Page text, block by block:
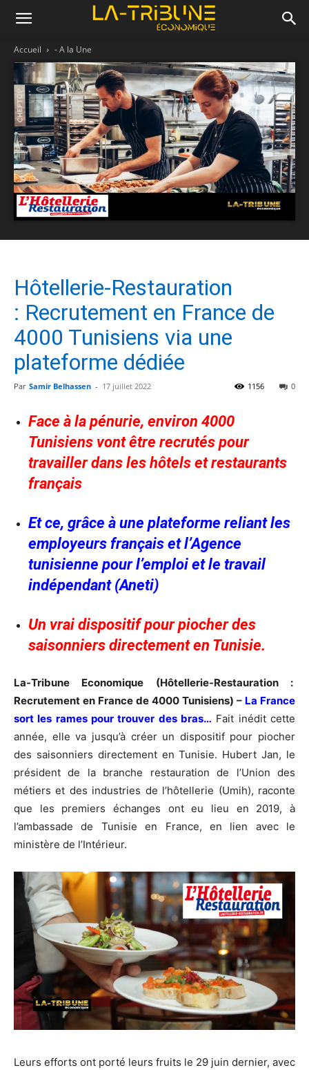
Accueil - A la Une
Hôtellerie-Restauration
: Recrutement en France de
4000 Tunisiens via une
plateforme dédiée
Par Samir Belhassen - 17 juillet 2022 0
1156
Face à la pénurie, environ 4000
Tunisiens vont être recrutés pour
travailler dans les hôtels et restaurants
français
Et ce, grâce à une plateforme reliant les
employeurs français et l’Agence
tunisienne pour l’emploi et le travail
indépendant (Aneti)
Un vrai dispositif pour piocher des
saisonniers directement en Tunisie.
La-Tribune Economique (Hôtellerie-Restauration :
Recrutement en France de 4000 Tunisiens) – La France
sort les rames pour trouver des bras… Fait inédit cette
année, elle va jusqu’à créer un dispositif pour piocher
des saisonniers directement en Tunisie. Hubert Jan, le
président de la branche restauration de l’Union des
métiers et des industries de l’hôtellerie (Umih), raconte
que les premiers échanges ont eu lieu en 2019, à
l’ambassade de Tunisie en France, en lien avec le
ministère de l’Intérieur.
Leurs efforts ont porté leurs fruits le 29 juin dernier, avec